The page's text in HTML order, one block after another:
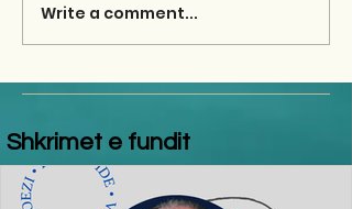
Write a comment...
Shkrimet e fundit